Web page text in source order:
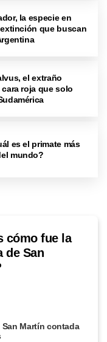
la especie en
que buscan
el extraño
cara roja que solo
es el primate más
mundo?
cómo fue la
de San
San Martín contada